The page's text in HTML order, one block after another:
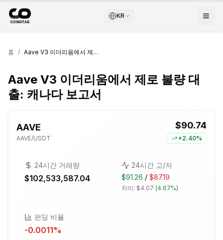
KR
홈 / Aave V3 이더리움에서 제로 불량 대출: 캐나다 보고서
Aave V3 이더리움에서 제로 불량 대
출: 캐나다 보고서
AAVE
AAVE/USDT
$90.74
+2.40%
24시간 거래량
$102,533,587.04
24시간 고/저
$91.26 / $87.19
차이: $4.07 (4.67%)
펀딩 비율
-0.0011%